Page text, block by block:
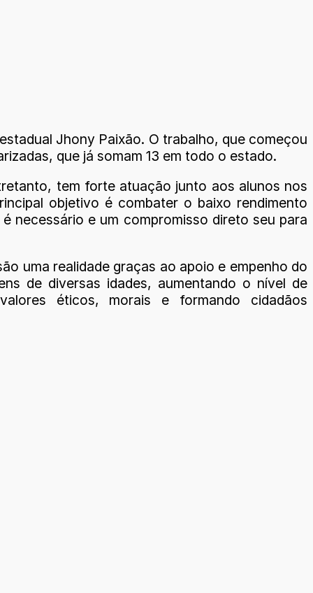
Jhony Paixão. O trabalho, que começou
que já somam 13 em todo o estado.
tem forte atuação junto aos alunos nos
objetivo é combater o baixo rendimento
necessário e um compromisso direto seu para
uma realidade graças ao apoio e empenho do
de diversas idades, aumentando o nível de
éticos, morais e formando cidadãos